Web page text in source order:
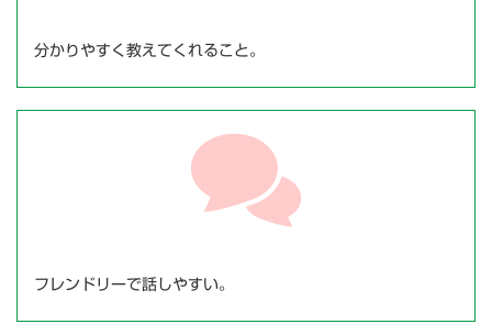
分かりやすく教えてくれること。
フレンドリーで話しやすい。